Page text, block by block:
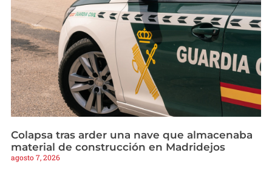
Colapsa tras arder una nave que almacenaba
material de construcción en Madridejos
agosto 7, 2026